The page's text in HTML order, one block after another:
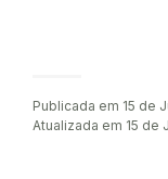
Publicada em 15 de
Atualizada em 15 de